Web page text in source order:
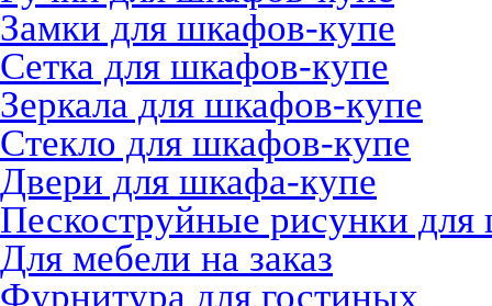
Замки для шкафов-купе
Сетка для шкафов-купе
Зеркала для шкафов-купе
Стекло для шкафов-купе
Двери для шкафа-купе
Пескоструйные рисунки
Для мебели на заказ
Фурнитура для гостиных